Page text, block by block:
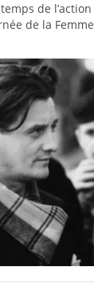
de
de la